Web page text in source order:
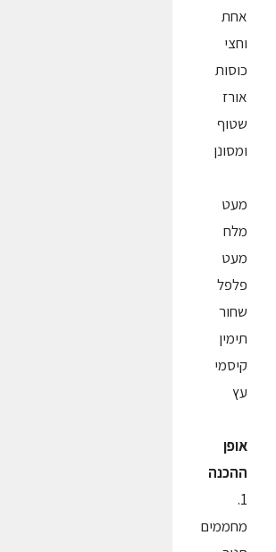
אחת
וחצי
כוסות
אורז
שטוף
ומסונן
מעט
מלח
מעט
פלפל
שחור
תימין
קיסמי
עץ
אופן
ההכנה
1.
מחממים